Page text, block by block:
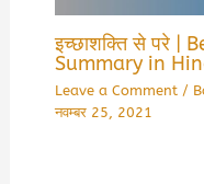
इच्छाशक्ति से परे |
Summary in
Leave a Comment /
नवम्बर 25, 2021